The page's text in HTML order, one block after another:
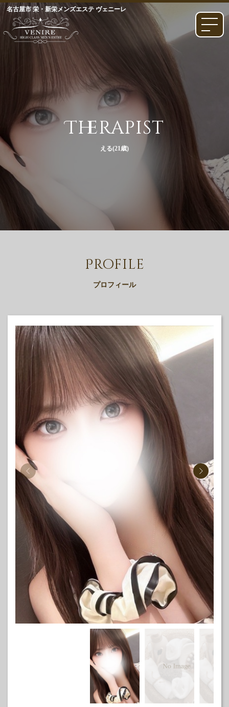
名古屋市 栄・新栄メンズエステ ヴェニーレ
Therapist
える(21歳)
Profile
プロフィール